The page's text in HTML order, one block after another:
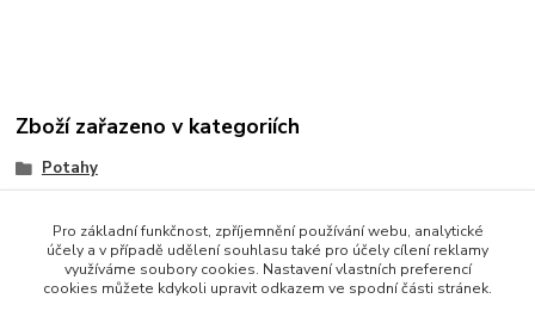
Zboží zařazeno v kategoriích
Potahy
Pro základní funkčnost, zpříjemnění používání webu, analytické
účely a v případě udělení souhlasu také pro účely cílení reklamy
využíváme soubory cookies. Nastavení vlastních preferencí
cookies můžete kdykoli upravit odkazem ve spodní části stránek.